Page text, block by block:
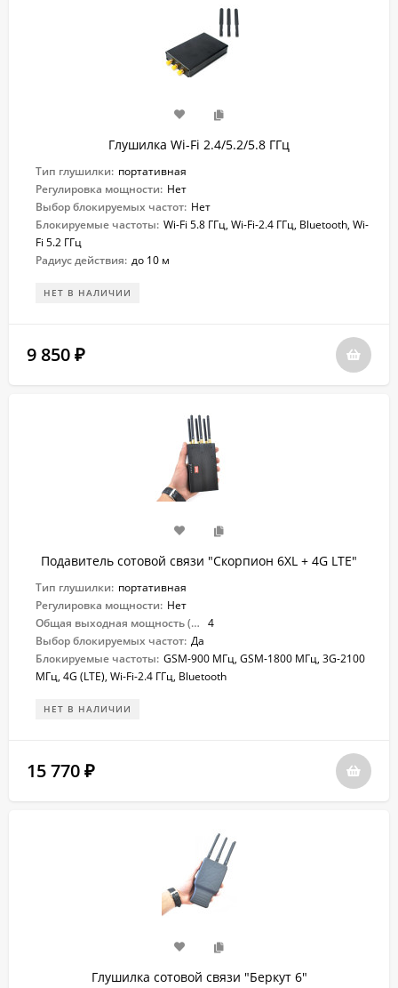
Глушилка Wi-Fi 2.4/5.2/5.8 ГГц
Тип глушилки: портативная
Регулировка мощности: Нет
Выбор блокируемых частот: Нет
Блокируемые частоты: Wi-Fi 5.8 ГГц, Wi-Fi-2.4 ГГц, Bluetooth, Wi-
Fi 5.2 ГГц
Радиус действия: до 10 м
НЕТ В НАЛИЧИИ
9 850 ₽
Подавитель сотовой связи "Скорпион 6XL + 4G LTE"
Тип глушилки: портативная
Регулировка мощности: Нет
Общая выходная мощность (Вт): 4
Выбор блокируемых частот: Да
Блокируемые частоты: GSM-900 МГц, GSM-1800 МГц, 3G-2100
МГц, 4G (LTE), Wi-Fi-2.4 ГГц, Bluetooth
НЕТ В НАЛИЧИИ
15 770 ₽
Глушилка сотовой связи "Беркут 6"